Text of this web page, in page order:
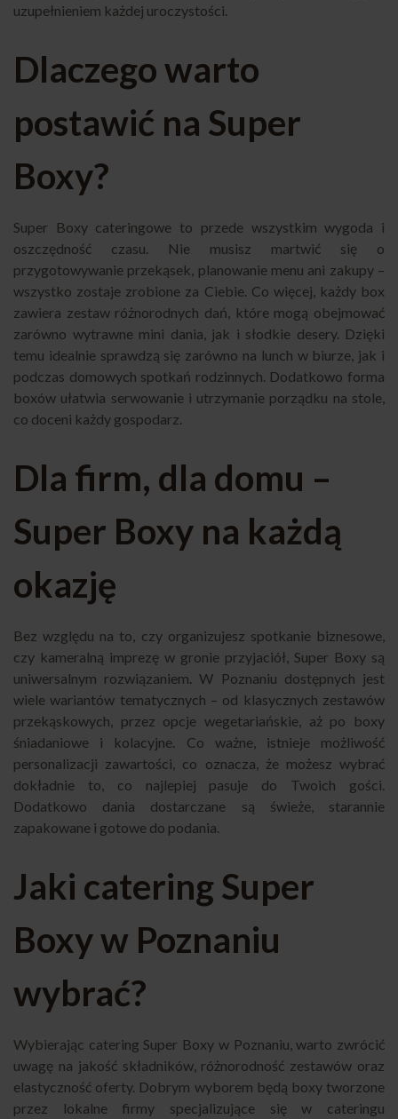
uzupełnieniem każdej uroczystości.
Dlaczego warto
postawić na Super
Boxy?
Super Boxy cateringowe to przede wszystkim wygoda i
oszczędność czasu. Nie musisz martwić się o
przygotowywanie przekąsek, planowanie menu ani zakupy –
wszystko zostaje zrobione za Ciebie. Co więcej, każdy box
zawiera zestaw różnorodnych dań, które mogą obejmować
zarówno wytrawne mini dania, jak i słodkie desery. Dzięki
temu idealnie sprawdzą się zarówno na lunch w biurze, jak i
podczas domowych spotkań rodzinnych. Dodatkowo forma
boxów ułatwia serwowanie i utrzymanie porządku na stole,
co doceni każdy gospodarz.
Dla firm, dla domu –
Super Boxy na każdą
okazję
Bez względu na to, czy organizujesz spotkanie biznesowe,
czy kameralną imprezę w gronie przyjaciół, Super Boxy są
uniwersalnym rozwiązaniem. W Poznaniu dostępnych jest
wiele wariantów tematycznych – od klasycznych zestawów
przekąskowych, przez opcje wegetariańskie, aż po boxy
śniadaniowe i kolacyjne. Co ważne, istnieje możliwość
personalizacji zawartości, co oznacza, że możesz wybrać
dokładnie to, co najlepiej pasuje do Twoich gości.
Dodatkowo dania dostarczane są świeże, starannie
zapakowane i gotowe do podania.
Jaki catering Super
Boxy w Poznaniu
wybrać?
Wybierając catering Super Boxy w Poznaniu, warto zwrócić
uwagę na jakość składników, różnorodność zestawów oraz
elastyczność oferty. Dobrym wyborem będą boxy tworzone
przez lokalne firmy specjalizujące się w cateringu